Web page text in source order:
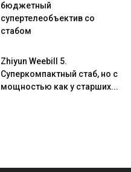
бюджетный
супертелеобъектив со
стабом
Zhiyun Weebill 5.
Cуперкомпактный стаб, но с
мощностью как у старших...